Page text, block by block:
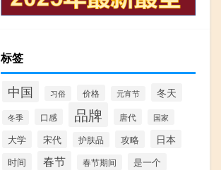
标签
中国 习俗 价格 元宵节 冬天
冬季 口感 品牌 唐代 国家
大学 宋代 护肤品 攻略 日本
时间 春节 春节期间 是一个